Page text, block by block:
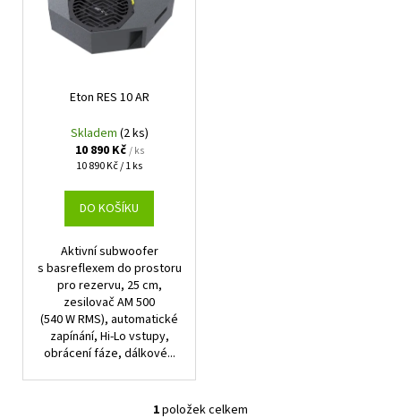
Eton RES 10 AR
Skladem (2 ks)
10 890 Kč/ ks
Měrná
10 890 Kč / 1 ks
DO KOŠÍKU
Aktivní subwoofer
s basreflexem do prostoru
pro rezervu, 25 cm,
zesilovač AM 500
(540 W RMS), automatické
zapínání, Hi-Lo vstupy,
obrácení fáze, dálkové...
1položek celkem